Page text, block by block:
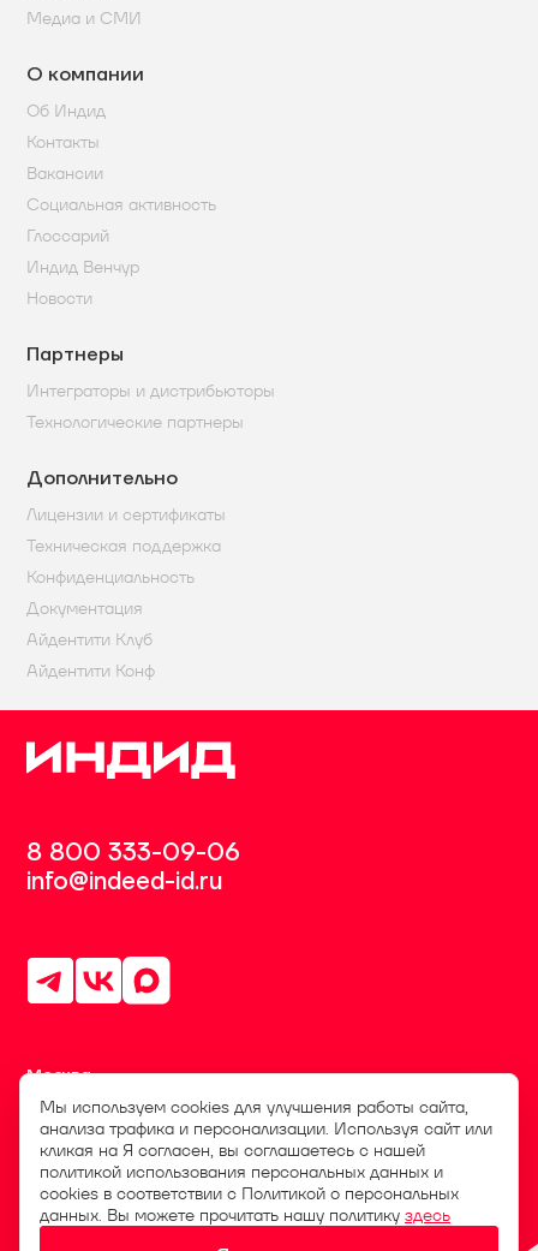
Медиа и СМИ
О компании
Об Индид
Контакты
Вакансии
Социальная активность
Глоссарий
Индид Венчур
Новости
Партнеры
Интеграторы и дистрибьюторы
Технологические партнеры
Дополнительно
Лицензии и сертификаты
Техническая поддержка
Конфиденциальность
Документация
Айдентити Клуб
Айдентити Конф
8 800 333-09-06
info@indeed-id.ru
Москва
Пресненская набережная, д. 12,
Башня «Федерация», офис 7709
Санкт-Петербург
ул. Итальянская, д. 17А, офис 1НC
Мы используем cookies для улучшения работы сайта,
анализа трафика и персонализации. Используя сайт или
кликая на Я согласен, вы соглашаетесь с нашей
политикой использования персональных данных и
cookies в соответствии с Политикой о персональных
данных. Вы можете прочитать нашу политику здесь